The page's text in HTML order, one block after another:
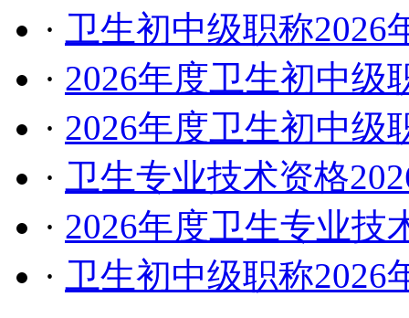
· 卫生初中级职称2026
· 2026年度卫生初中级
· 2026年度卫生初中级
· 卫生专业技术资格
· 2026年度卫生专业技
· 卫生初中级职称2026